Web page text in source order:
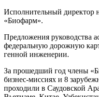
Исполнительный директор
«Биофарм».
Предложения руководства
федеральную дорожную
генной инженерии.
За прошедший год члены
бизнес-миссиях и 8
проходили в Саудовской